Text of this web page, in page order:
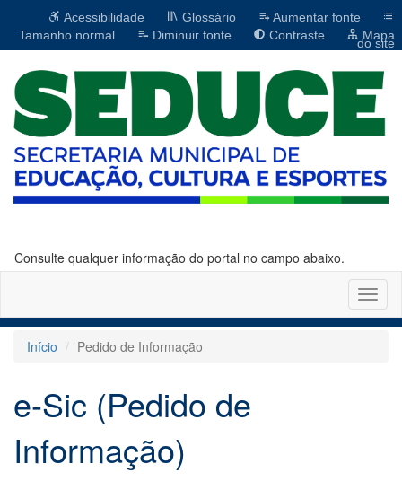
Acessibilidade Glossário
Aumentar fonte
Tamanho normal
Diminuir fonte Contraste Mapa
do site
Consulte qualquer informação do portal no campo abaixo.
Início
Pedido de Informação
e-Sic (Pedido de
Informação)